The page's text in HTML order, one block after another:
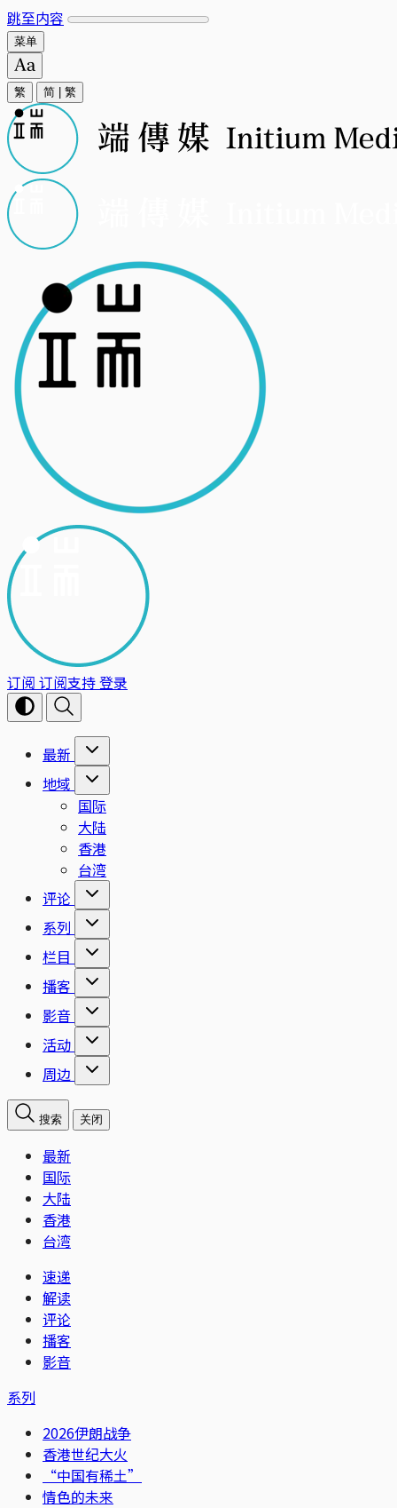
跳至内容
菜单
繁 简 繁
订阅 订阅支持登录
最新
地域
国际
大陆
香港
台湾
评论
系列
栏目
播客
影音
活动
周边
搜索 关闭
最新
国际
大陆
香港
台湾
速递
解读
评论
播客
影音
系列
2026伊朗战争
香港世纪大火
“中国有稀土”
情色的未来